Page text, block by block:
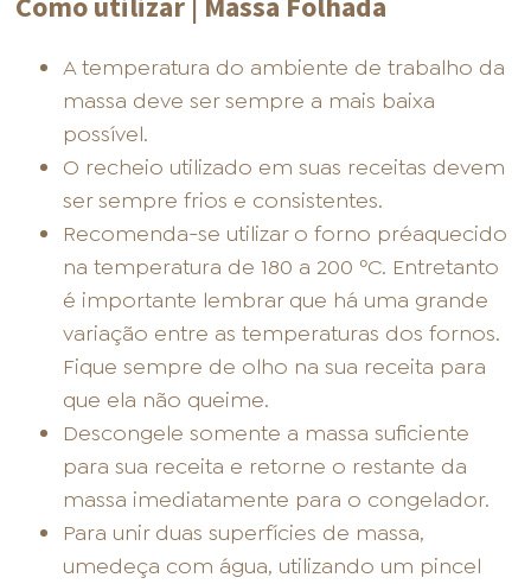
A temperatura do ambiente de trabalho da
massa deve ser sempre a mais baixa
possível.
O recheio utilizado em suas receitas devem
ser sempre frios e consistentes.
Recomenda-se utilizar o forno préaquecido
na temperatura de 180 a 200 ºC. Entretanto
é importante lembrar que há uma grande
variação entre as temperaturas dos fornos.
Fique sempre de olho na sua receita para
que ela não queime.
Descongele somente a massa suficiente
para sua receita e retorne o restante da
massa imediatamente para o congelador.
Para unir duas superfícies de massa,
umedeça com água, utilizando um pincel